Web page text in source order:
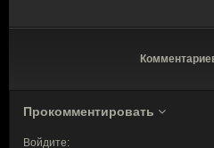
Прокомментировать
Войдите: